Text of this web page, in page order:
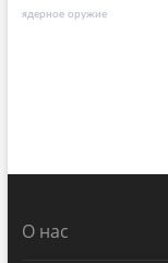
ядерное оружие
О нас